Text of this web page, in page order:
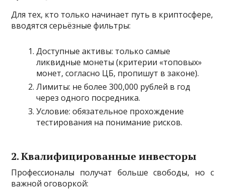
Для тех, кто только начинает путь в криптосфере,
вводятся серьёзные фильтры:
Доступные активы: только самые
ликвидные монеты (критерии «топовых»
монет, согласно ЦБ, пропишут в законе).
Лимиты: не более 300,000 рублей в год
через одного посредника.
Условие: обязательное прохождение
тестирования на понимание рисков.
2. Квалифицированные инвесторы
Профессионалы получат больше свободы, но с
важной оговоркой: